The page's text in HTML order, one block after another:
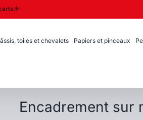
toiles et chevalets Papiers et pinceaux
Encadrement sur